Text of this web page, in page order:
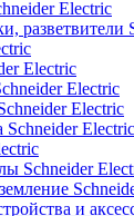
Electric
разветвители
Electric
Electric
Electric
Schneider Electric
Schneider
и